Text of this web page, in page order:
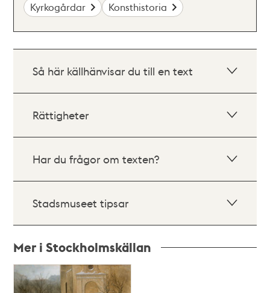
Kyrkogårdar
Konsthistoria
Så här källhänvisar du till en text
Rättigheter
Har du frågor om texten?
Stadsmuseet tipsar
Mer i Stockholmskällan
Relaterade
poster